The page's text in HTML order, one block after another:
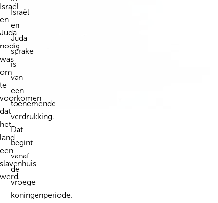
Israël
en
Juda
nodig
was
om
te
voorkomen
dat
het
land
een
slavenhuis
werd.
Israël
en
Juda
sprake
is
van
een
toenemende
verdrukking.
Dat
begint
vanaf
de
vroege
koningenperiode.